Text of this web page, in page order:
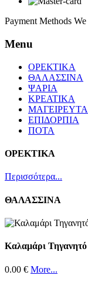
Payment Methods
Menu
ΟΡΕΚΤΙΚΑ
ΘΑΛΑΣΣΙΝΑ
ΨΑΡΙΑ
ΚΡΕΑΤΙΚΑ
ΜΑΓΕΙΡΕΥΤΑ
ΕΠΙΔΟΡΠΙΑ
ΠΟΤΑ
ΟΡΕΚΤΙΚΑ
Περισσότερα...
ΘΑΛΑΣΣΙΝΑ
Καλαμάρι
0.00 € More...